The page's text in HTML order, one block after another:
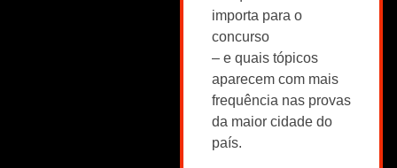
importa para o
concurso
– e quais tópicos
aparecem com mais
frequência nas provas
da maior cidade do
país.